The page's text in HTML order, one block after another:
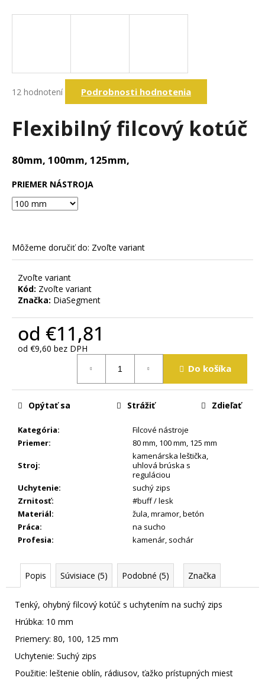
hodnotenie
5,0
hviezdičiek.
12 hodnotení Podrobnosti hodnotenia
Flexibilný filcový kotúč
80mm, 100mm, 125mm,
PRIEMER NÁSTROJA
Môžeme doručiť do: Zvoľte variant
Zvoľte variant
Kód: Zvoľte variant
Značka: DiaSegment
od €11,81
od €9,60 bez DPH
Do košíka
Kategória:
Filcové nástroje
Priemer: 80 mm 100 mm 125 mm
Stroj:
kamenárska leštička
uhlová brúska s
reguláciou
Uchytenie:
suchý zips
Zrnitosť:
#buff / lesk
Materiál: žula mramor betón
Práca:
na sucho
Profesia: kamenár sochár
Opýtať sa Strážiť Zdieľať
Popis Súvisiace (5) Podobné (5) Značka
Tenký, ohybný filcový kotúč s uchytením na suchý zips
Hrúbka: 10 mm
Priemery: 80, 100, 125 mm
Uchytenie: Suchý zips
Použitie: leštenie oblín, rádiusov, ťažko prístupných miest
á
?
Hľadať
O
d
p
o
č
a
m
e